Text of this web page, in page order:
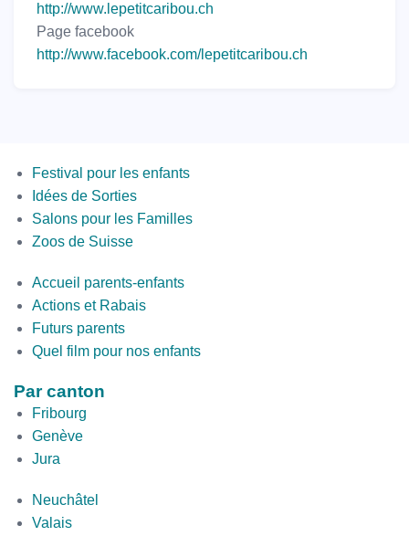
http://www.lepetitcaribou.ch
Page facebook
http://www.facebook.com/lepetitcaribou.ch
Menus
Festival pour les enfants
Idées de Sorties
Salons pour les Familles
Zoos de Suisse
Second
Bottom
Accueil parents-enfants
Actions et Rabais
Futurs parents
Quel film pour nos enfants
Par canton
Fribourg
Genève
Jura
par
canton
Neuchâtel
Valais